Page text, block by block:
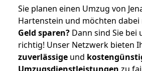
Sie planen einen Umzug von
Hartenstein und möchten
Geld sparen? Dann sind Sie bei
richtig! Unser Netzwerk bieten
zuverlässige und